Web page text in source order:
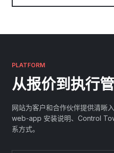
PLATFORM
从报价到执行
网站为客户和合作伙伴提供清晰
web-app 安装说明、Control
系方式。